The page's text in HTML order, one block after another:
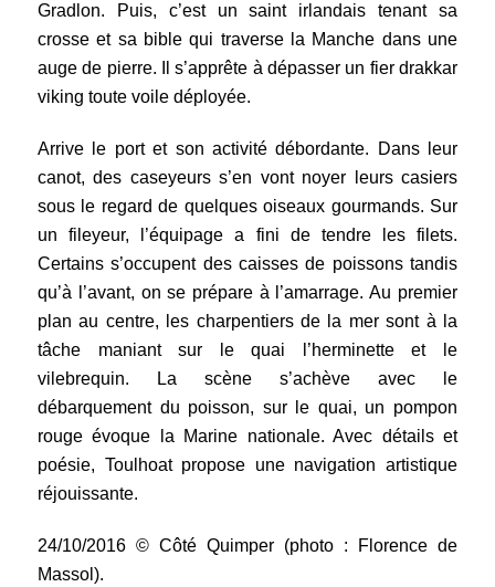
Gradlon. Puis, c’est un saint irlandais tenant sa
crosse et sa bible qui traverse la Manche dans une
auge de pierre. Il s’apprête à dépasser un fier drakkar
viking toute voile déployée.
Arrive le port et son activité débordante. Dans leur
canot, des caseyeurs s’en vont noyer leurs casiers
sous le regard de quelques oiseaux gourmands. Sur
un fileyeur, l’équipage a fini de tendre les filets.
Certains s’occupent des caisses de poissons tandis
qu’à l’avant, on se prépare à l’amarrage. Au premier
plan au centre, les charpentiers de la mer sont à la
tâche maniant sur le quai l’herminette et le
vilebrequin. La scène s’achève avec le
débarquement du poisson, sur le quai, un pompon
rouge évoque la Marine nationale. Avec détails et
poésie, Toulhoat propose une navigation artistique
réjouissante.
24/10/2016 © Côté Quimper (photo : Florence de
Massol).